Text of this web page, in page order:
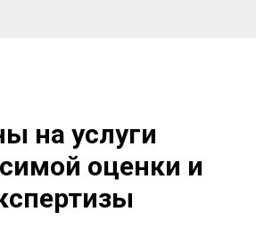
на услуги
оценки и